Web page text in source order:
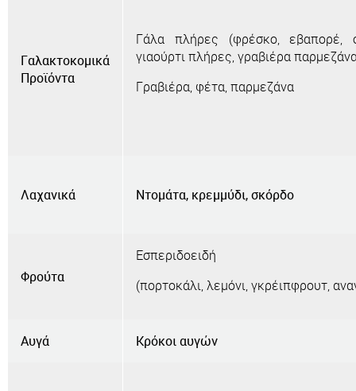
Γαλακτοκομικά
Προϊόντα
Γάλα πλήρες (φρέσκο, εβαπορέ,
γιαούρτι πλήρες, γραβιέρα
Γραβιέρα, φέτα, παρμεζάνα
Λαχανικά Ντομάτα, κρεμμύδι, σκόρδο
Φρούτα
Εσπεριδοειδή
(πορτοκάλι, λεμόνι, γκρέιπφρουτ,
Αυγά Κρόκοι αυγών